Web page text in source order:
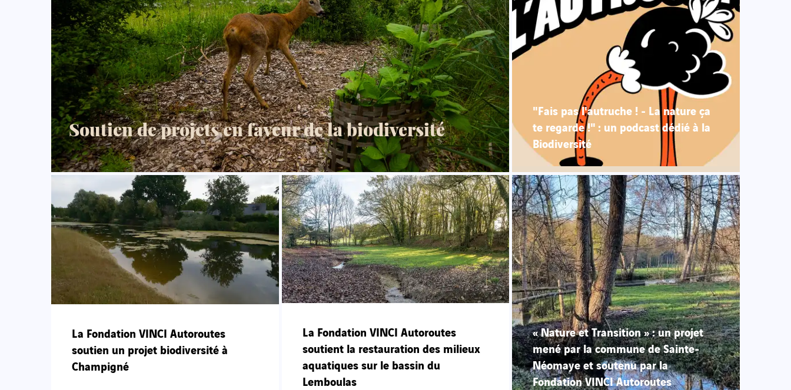
Soutien de projets en faveur de la biodiversité
"Fais pas l'autruche ! - La nature ça
te regarde !" : un podcast dédié à la
Biodiversité
La Fondation VINCI Autoroutes
soutien un projet biodiversité à
Champigné
La Fondation VINCI Autoroutes
soutient la restauration des milieux
aquatiques sur le bassin du
Lemboulas
« Nature et Transition » : un projet
mené par la commune de Sainte-
Néomaye et soutenu par la
Fondation VINCI Autoroutes